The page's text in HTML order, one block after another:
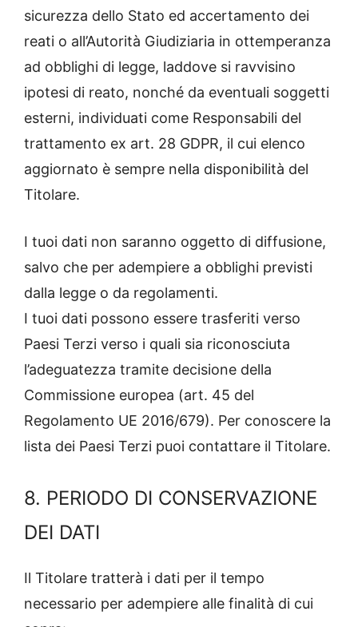
sicurezza dello Stato ed accertamento dei
reati o all’Autorità Giudiziaria in ottemperanza
ad obblighi di legge, laddove si ravvisino
ipotesi di reato, nonché da eventuali soggetti
esterni, individuati come Responsabili del
trattamento ex art. 28 GDPR, il cui elenco
aggiornato è sempre nella disponibilità del
Titolare.
I tuoi dati non saranno oggetto di diffusione,
salvo che per adempiere a obblighi previsti
dalla legge o da regolamenti.
I tuoi dati possono essere trasferiti verso
Paesi Terzi verso i quali sia riconosciuta
l’adeguatezza tramite decisione della
Commissione europea (art. 45 del
Regolamento UE 2016/679). Per conoscere la
lista dei Paesi Terzi puoi contattare il Titolare.
8. PERIODO DI CONSERVAZIONE
DEI DATI
Il Titolare tratterà i dati per il tempo
necessario per adempiere alle finalità di cui